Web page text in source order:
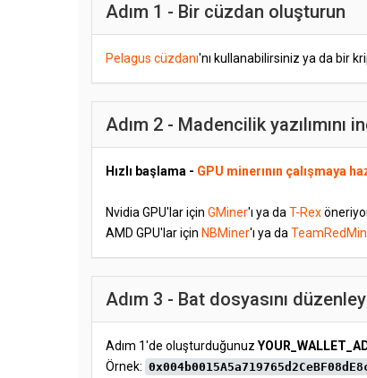
Adım 1 - Bir cüzdan oluşturun
Pelagus cüzdanı'nı kullanabilirsiniz ya da bir
Adım 2 - Madencilik yazılımını
Hızlı başlama - GPU minerının çalışmaya
Nvidia GPU'lar için GMiner'ı ya da T-Rex
AMD GPU'lar için NBMiner'ı ya da
Adım 3 - Bat dosyasını
Adım 1'de oluşturduğunuz
Örnek: